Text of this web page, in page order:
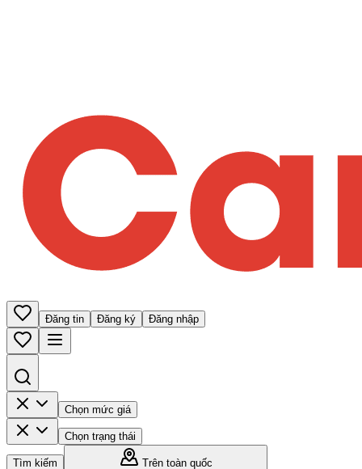
Đăng tin Đăng ký Đăng nhập
Chọn mức giá
Chọn trạng thái
Tìm kiếm
Trên toàn quốc